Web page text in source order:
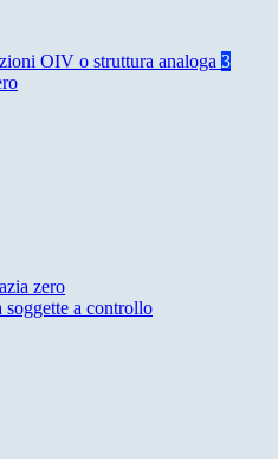
OIV o struttura analoga 3
zero
a controllo